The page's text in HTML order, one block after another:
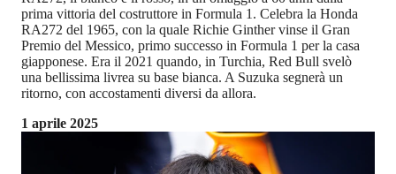
prima vittoria del costruttore in Formula 1. Celebra la Honda
RA272 del 1965, con la quale Richie Ginther vinse il Gran
Premio del Messico, primo successo in Formula 1 per la casa
giapponese. Era il 2021 quando, in Turchia, Red Bull svelò
una bellissima livrea su base bianca. A Suzuka segnerà un
ritorno, con accostamenti diversi da allora.
1 aprile 2025